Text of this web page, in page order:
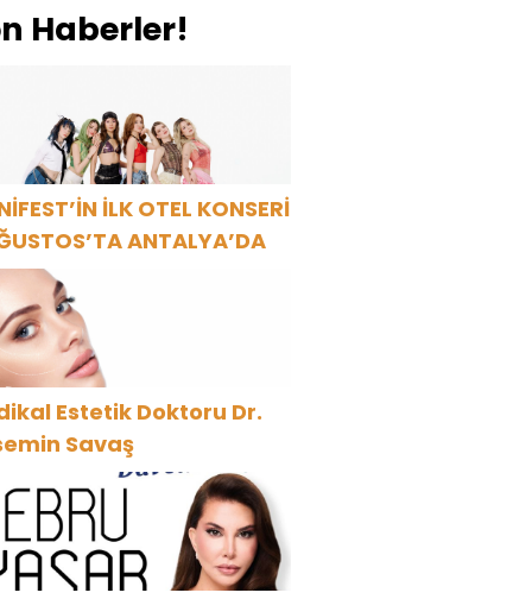
Haberler!
İLK OTEL KONSERİ
ANTALYA’DA
Estetik Doktoru Dr.
Savaş